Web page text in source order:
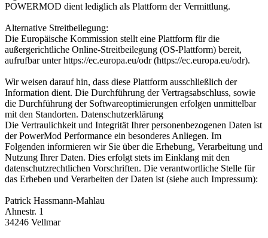
POWERMOD dient lediglich als Plattform der Vermittlung.
Alternative Streitbeilegung:
Die Europäische Kommission stellt eine Plattform für die
außergerichtliche Online-Streitbeilegung (OS-Plattform) bereit,
aufrufbar unter https://ec.europa.eu/odr (https://ec.europa.eu/odr).
Wir weisen darauf hin, dass diese Plattform ausschließlich der
Information dient. Die Durchführung der Vertragsabschluss, sowie
die Durchführung der Softwareoptimierungen erfolgen unmittelbar
mit den Standorten. Datenschutzerklärung
Die Vertraulichkeit und Integrität Ihrer personenbezogenen Daten ist
der PowerMod Performance ein besonderes Anliegen. Im
Folgenden informieren wir Sie über die Erhebung, Verarbeitung und
Nutzung Ihrer Daten. Dies erfolgt stets im Einklang mit den
datenschutzrechtlichen Vorschriften. Die verantwortliche Stelle für
das Erheben und Verarbeiten der Daten ist (siehe auch Impressum):
Patrick Hassmann-Mahlau
Ahnestr. 1
34246 Vellmar